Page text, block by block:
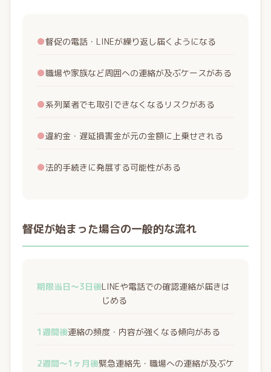
●督促の電話・LINEが繰り返し届くようになる
●職場や家族など周囲への連絡が及ぶケースがある
●系列業者でも取引できなくなるリスクがある
●違約金・遅延損害金が元の金額に上乗せされる
●法的手続きに発展する可能性がある
督促が始まった場合の一般的な流れ
期限当日〜3日後LINEや電話での確認連絡が届きは
じめる
1週間後連絡の頻度・内容が強くなる傾向がある
2週間〜1ヶ月後緊急連絡先・職場への連絡が及ぶケ